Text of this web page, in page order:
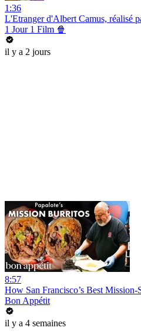
1:36
L'Etranger d'Albert Camus, réalisé
1 Jour 1 Film 🍿
il y a 2 jours
8:57
How San Francisco’s Best
Bon Appétit
il y a 4 semaines